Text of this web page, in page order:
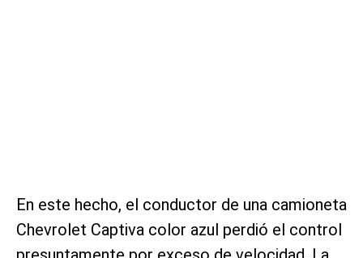
En este hecho, el conductor de una camioneta
Chevrolet Captiva color azul perdió el control